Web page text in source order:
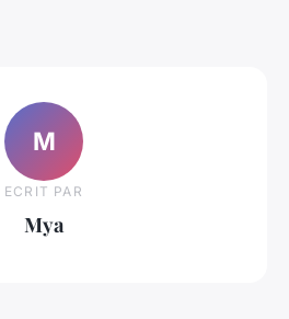
M
ECRIT PAR
Mya